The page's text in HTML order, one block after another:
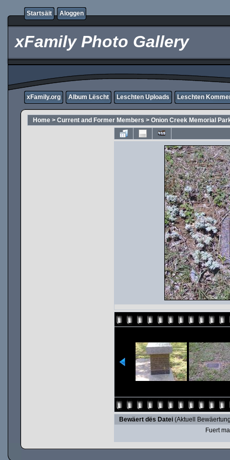
Startsäit Aloggen
xFamily Photo Gallery
xFamily.org Album Lëscht Leschten Uploads Leschten
Home > Current and Former Members > Onion Creek Memorial
Bewäert dës Datei(Aktuell
Fuert